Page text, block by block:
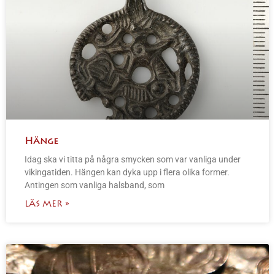
Hänge
Idag ska vi titta på några smycken som var vanliga under
vikingatiden. Hängen kan dyka upp i flera olika former.
Antingen som vanliga halsband, som
LÄS MER »